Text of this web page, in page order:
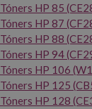
Tóners HP 85
Tóners HP 87
Tóners HP 88
Tóners HP 94
Tóners HP 106
Tóners HP 125
Tóners HP 128